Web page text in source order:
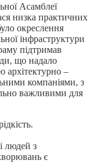
Асамблеї
низка практичних
окреслення
інфраструктури
підтримав
що надало
архітектурно –
компаніями, з
важливими для
людей з
є